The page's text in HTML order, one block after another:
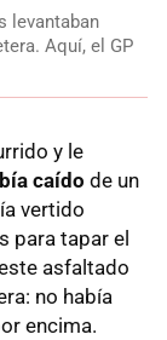
levantaban
Aquí, el GP
y le
caído de un
vertido
para tapar el
asfaltado
no había
encima.